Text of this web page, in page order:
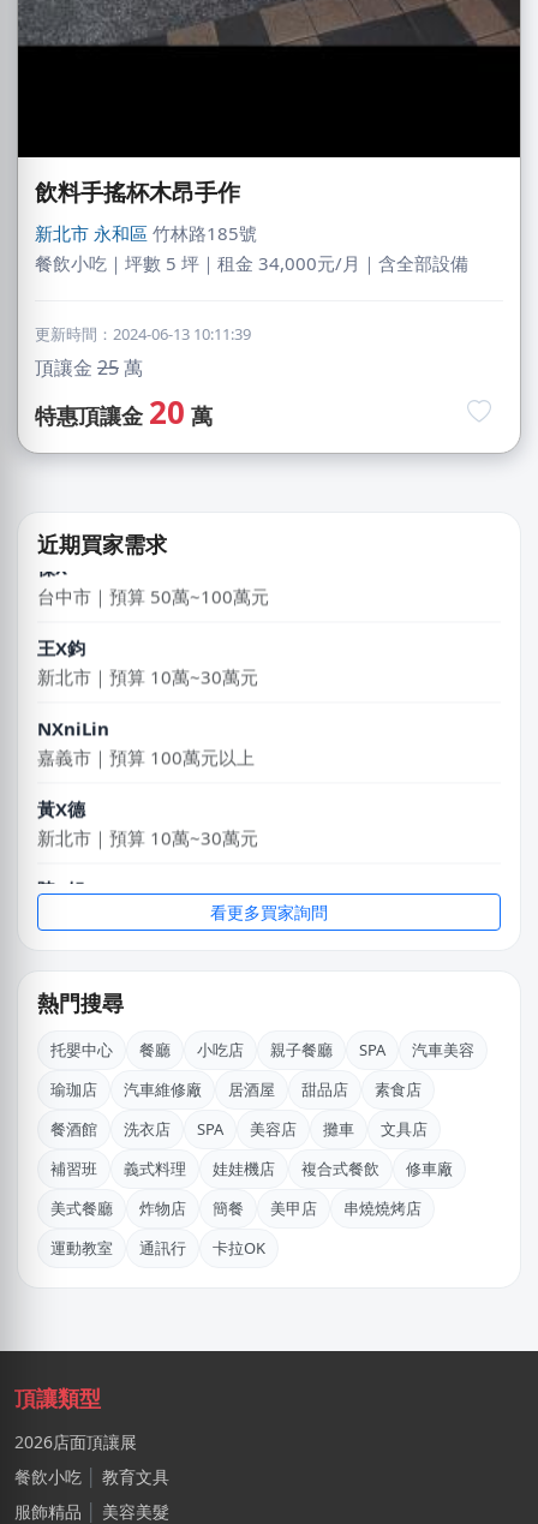
飲料手搖杯木昂手作
新北市 永和區 竹林路185號
餐飲小吃｜坪數 5 坪｜租金 34,000元/月｜含全部設備
更新時間：2024-06-13 10:11:39
頂讓金 25萬
特惠頂讓金 20 萬
近期買家需求
廖X臻
麥X
高雄市｜預算 30萬~50萬元
盧X鴻
新北市｜預算 30萬~50萬元
台中市｜預算 50萬~100萬元
王X鈞
新北市｜預算 10萬~30萬元
NXniLin
嘉義市｜預算 100萬元以上
黃X德
新北市｜預算 10萬~30萬元
陳X姐
台北市｜預算 10萬~30萬元
廖X臻
新北市｜預算 30萬~50萬元
麥X
高雄市｜預算 30萬~50萬元
新北市｜預算 30萬~50萬元
台中市｜預算 50萬~100萬元
新北市｜預算 10萬~30萬元
黃X德
新北市｜預算 10萬~30萬元
陳X姐
台北市｜預算 10萬~30萬元
看更多買家詢問
熱門搜尋
托嬰中心 餐廳 小吃店 親子餐廳 SPA
汽車美容
瑜珈店
汽車維修廠 居酒屋 甜品店
素食店
餐酒館
洗衣店 SPA 美容店 攤車
文具店
補習班
義式料理 娃娃機店 複合式餐飲
修車廠
美式餐廳
炸物店 簡餐 美甲店
串燒燒烤店
運動教室
通訊行 卡拉OK
頂讓類型
2026店面頂讓展
餐飲小吃
教育文具
服飾精品
美容美髮